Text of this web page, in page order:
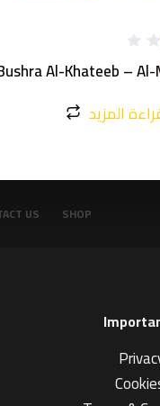
Al-Khateeb –
المزيد
SHOP
US